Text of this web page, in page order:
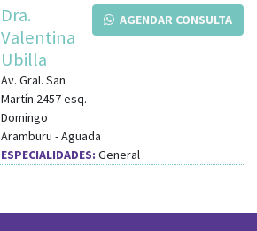
AGENDAR CONSULTA
Dra.
Valentina
Ubilla
Av. Gral. San
Martín 2457esq.
Domingo
Aramburu -Aguada
ESPECIALIDADES: General